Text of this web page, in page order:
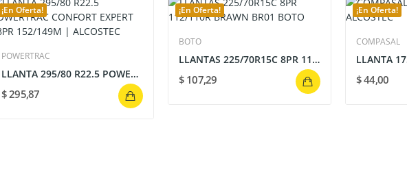
¡En Oferta!
POWERTRAC
LLANTA 295/80 R22.5 POWERTRAC CONFORT EXPERT...
$ 295,87
¡En Oferta!
BOTO
LLANTAS 225/70R15C 8PR 112/110R BRAWN BR01 BOTO
$ 107,29
¡En Oferta!
COMPASAL
$ 44,00